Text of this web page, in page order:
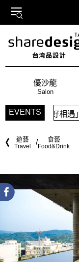
優沙龍
Salon
EVENTS
sharedesign台灣品
遊藝
Travel
食藝
Food&Drink